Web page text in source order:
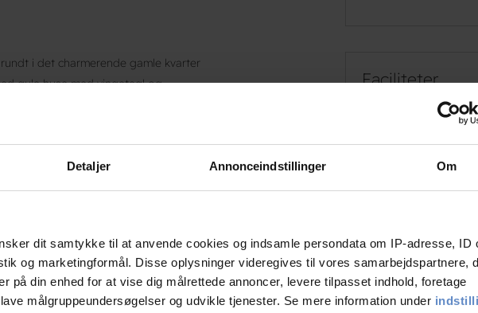
Detaljer Annonceindstillinger Om
dit samtykke til at anvende cookies og indsamle persondata om IP-adresse, ID
og marketingformål. Disse oplysninger videregives til vores samarbejdspartnere,
på din enhed for at vise dig målrettede annoncer, levere tilpasset indhold, foretage
målgruppeundersøgelser og udvikle tjenester. Se mere information under
i det charmerende gamle kvarter
gule huse med vingetegl og
Kirke fra 1892. - Kirken er stor med
malet af Michael Ancher.
i centrum af den spændende havneby
næste rejse eller en tur til Frederikshavn. Du
overnatning til en fair pris. Om morgenen
blandt byens mange attraktioner,
midt i det hele
Faciliteter
Svømmehal